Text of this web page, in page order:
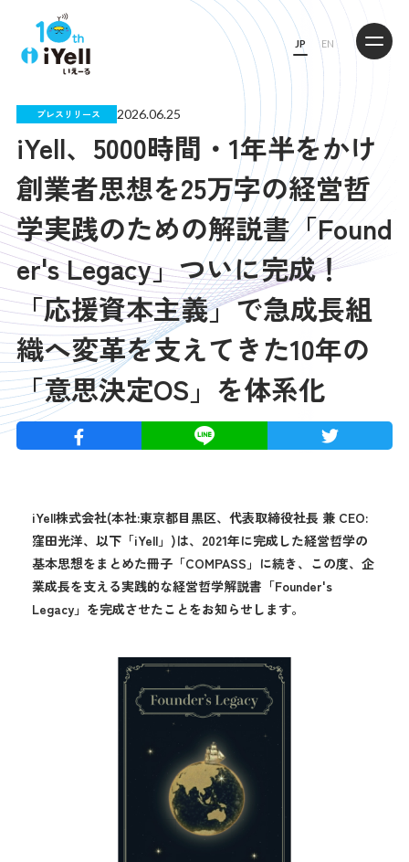
JP EN
プレスリリース 2026.06.25
iYell、5000時間・1年半をかけ
創業者思想を25万字の経営哲
学実践のための解説書「Found
er's Legacy」ついに完成！
「応援資本主義」で急成長組
織へ変革を支えてきた10年の
「意思決定OS」を体系化
iYell株式会社(本社:東京都目黒区、代表取締役社長 兼 CEO:
窪田光洋、以下「iYell」)は、2021年に完成した経営哲学の
基本思想をまとめた冊子「COMPASS」に続き、この度、企
業成長を支える実践的な経営哲学解説書「Founder's
Legacy」を完成させたことをお知らせします。